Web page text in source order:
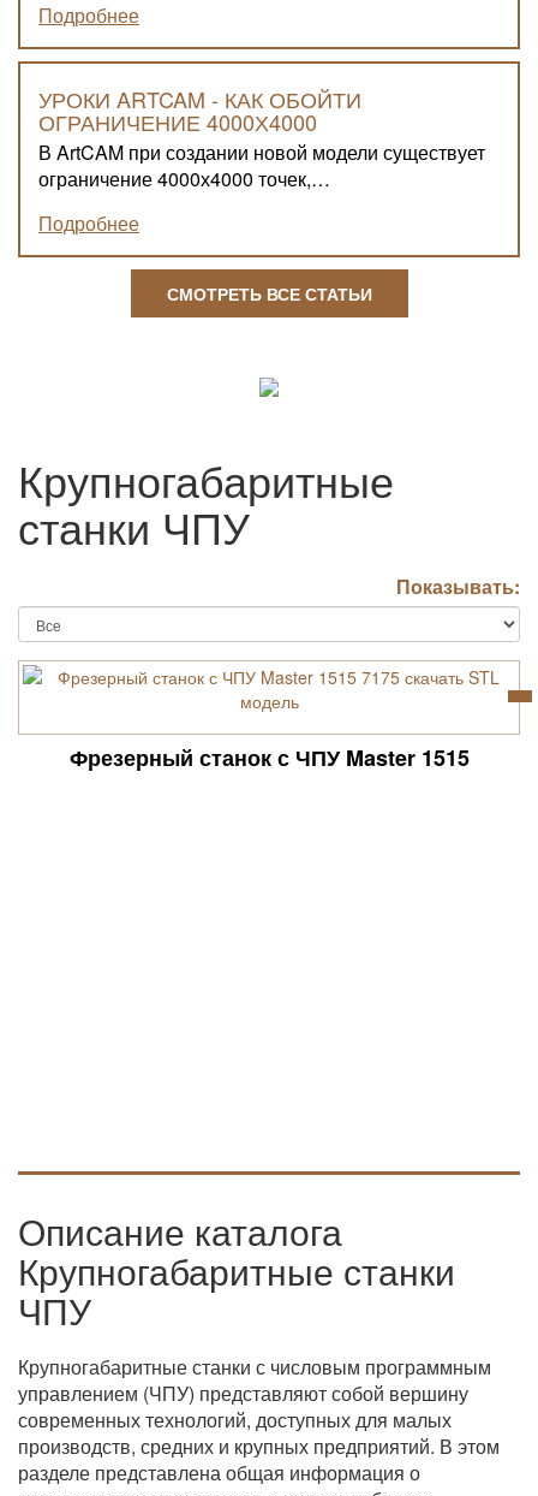
Подробнее
УРОКИ ARTCAM - КАК ОБОЙТИ
ОГРАНИЧЕНИЕ 4000Х4000
В ArtCAM при создании новой модели существует
ограничение 4000х4000 точек,…
Подробнее
СМОТРЕТЬ ВСЕ СТАТЬИ
Крупногабаритные
станки ЧПУ
Показывать:
Фрезерный станок с ЧПУ Master 1515
Описание каталога
Крупногабаритные станки
ЧПУ
Крупногабаритные станки с числовым программным
управлением (ЧПУ) представляют собой вершину
современных технологий, доступных для малых
производств, средних и крупных предприятий. В этом
разделе представлена общая информация о